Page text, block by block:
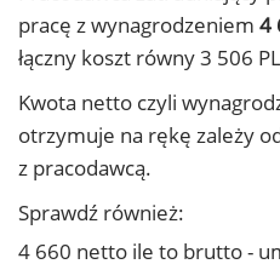
pracę z wynagrodzeniem 4
łączny koszt równy 3 506
Kwota netto czyli
otrzymuje na rękę zależy
z pracodawcą.
Sprawdź również:
4 660 netto ile to brutto -